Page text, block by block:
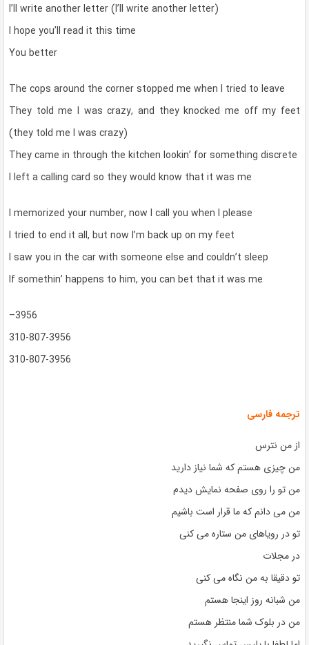
I’ll write another letter (I’ll write another letter)
I hope you’ll read it this time
You better
The cops around the corner stopped me when I tried to leave
They told me I was crazy, and they knocked me off my feet
(they told me I was crazy)
They came in through the kitchen lookin’ for something discrete
I left a calling card so they would know that it was me
I memorized your number, now I call you when I please
I tried to end it all, but now I’m back up on my feet
I saw you in the car with someone else and couldn’t sleep
If somethin’ happens to him, you can bet that it was me
–3956
310-807-3956
310-807-3956
ترجمه فارسی
از من نترس
من چیزی هستم که شما نیاز دارید
من تو را روی صفحه نمایش دیدم
من می دانم که ما قرار است باشیم
تو در رویاهای من ستاره می کنی
در مجلات
تو دقیقا به من نگاه می کنی
من شبانه روز اینجا هستم
من در بلوک شما منتظر هستم